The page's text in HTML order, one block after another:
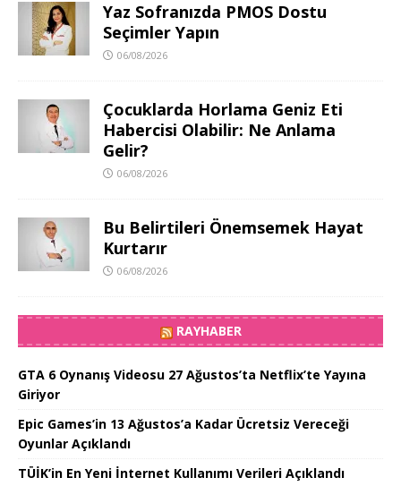
Yaz Sofranızda PMOS Dostu
Seçimler Yapın
06/08/2026
Çocuklarda Horlama Geniz Eti
Habercisi Olabilir: Ne Anlama
Gelir?
06/08/2026
Bu Belirtileri Önemsemek Hayat
Kurtarır
06/08/2026
RAYHABER
GTA 6 Oynanış Videosu 27 Ağustos’ta Netflix’te Yayına
Giriyor
Epic Games’in 13 Ağustos’a Kadar Ücretsiz Vereceği
Oyunlar Açıklandı
TÜİK’in En Yeni İnternet Kullanımı Verileri Açıklandı